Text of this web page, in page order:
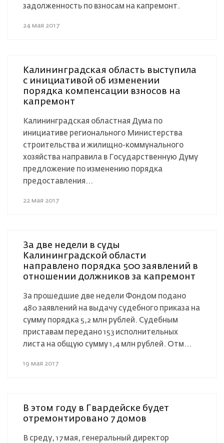
задолженность по взносам на капремонт.
24 мая 2017
Калининградская область выступила
с инициативой об изменении
порядка компенсации взносов на
капремонт
Калининградская областная Дума по
инициативе регионального Министерства
строительства и жилищно-коммунального
хозяйства направила в Государственную Думу
предложение по изменению порядка
предоставления...
22 мая 2017
За две недели в суды
Калининградской области
направлено порядка 500 заявлений в
отношении должников за капремонт
За прошедшие две недели Фондом подано
480 заявлений на выдачу судебного приказа на
сумму порядка 5,2 млн рублей. Судебным
приставам передано 153 исполнительных
листа на общую сумму 1,4 млн рублей. Отм...
19 мая 2017
В этом году в Гвардейске будет
отремонтировано 7 домов
В среду, 17 мая, генеральный директор